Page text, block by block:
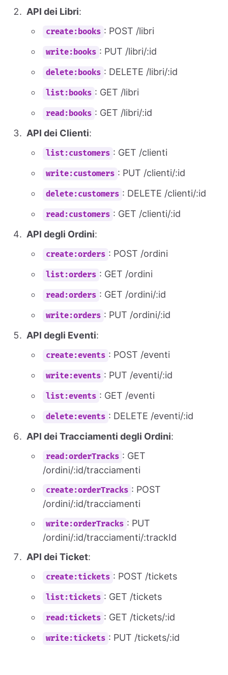
API dei Libri:
create:books : POST /libri
write:books : PUT /libri/:id
delete:books : DELETE /libri/:id
list:books : GET /libri
read:books : GET /libri/:id
API dei Clienti:
list:customers : GET /clienti
write:customers : PUT /clienti/:id
delete:customers : DELETE /clienti/:id
read:customers : GET /clienti/:id
API degli Ordini:
create:orders : POST /ordini
list:orders : GET /ordini
read:orders : GET /ordini/:id
write:orders : PUT /ordini/:id
API degli Eventi:
create:events : POST /eventi
write:events : PUT /eventi/:id
list:events : GET /eventi
delete:events : DELETE /eventi/:id
API dei Tracciamenti degli Ordini:
read:orderTracks : GET
/ordini/:id/tracciamenti
create:orderTracks : POST
/ordini/:id/tracciamenti
write:orderTracks : PUT
/ordini/:id/tracciamenti/:trackId
API dei Ticket:
create:tickets : POST /tickets
list:tickets : GET /tickets
read:tickets : GET /tickets/:id
write:tickets : PUT /tickets/:id